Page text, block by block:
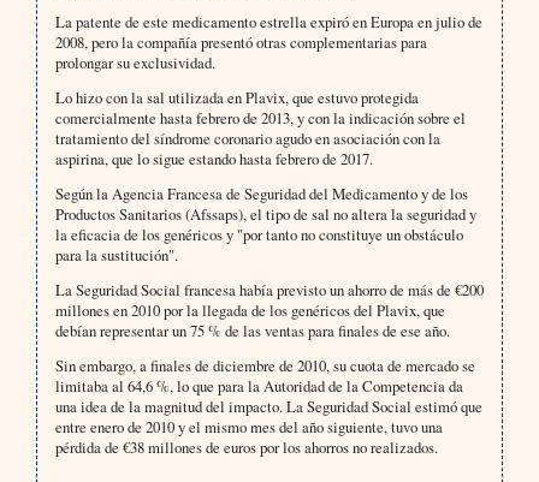
La patente de este medicamento estrella expiró en Europa en julio de
2008, pero la compañía presentó otras complementarias para
prolongar su exclusividad.
Lo hizo con la sal utilizada en Plavix, que estuvo protegida
comercialmente hasta febrero de 2013, y con la indicación sobre el
tratamiento del síndrome coronario agudo en asociación con la
aspirina, que lo sigue estando hasta febrero de 2017.
Según la Agencia Francesa de Seguridad del Medicamento y de los
Productos Sanitarios (Afssaps), el tipo de sal no altera la seguridad y
la eficacia de los genéricos y "por tanto no constituye un obstáculo
para la sustitución".
La Seguridad Social francesa había previsto un ahorro de más de €200
millones en 2010 por la llegada de los genéricos del Plavix, que
debían representar un 75 % de las ventas para finales de ese año.
Sin embargo, a finales de diciembre de 2010, su cuota de mercado se
limitaba al 64,6 %, lo que para la Autoridad de la Competencia da
una idea de la magnitud del impacto. La Seguridad Social estimó que
entre enero de 2010 y el mismo mes del año siguiente, tuvo una
pérdida de €38 millones de euros por los ahorros no realizados.